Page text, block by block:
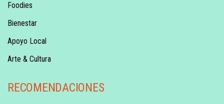
Foodies
Bienestar
Apoyo Local
Arte & Cultura
RECOMENDACIONES